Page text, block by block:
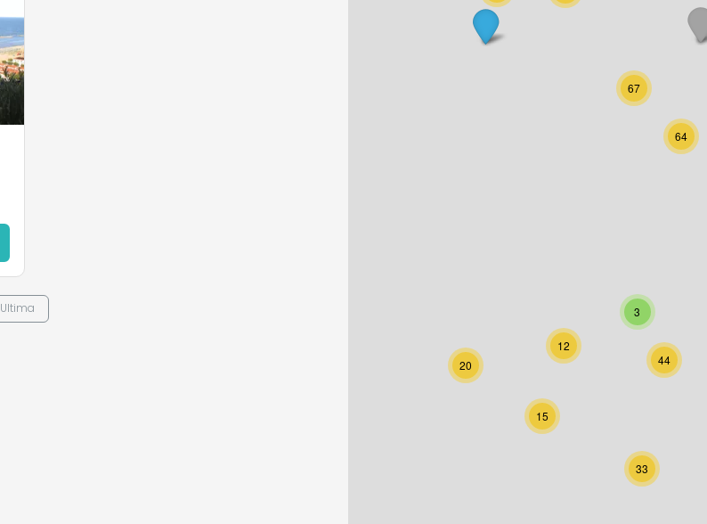
67
64
12
3
20
15
44
33
Ultima